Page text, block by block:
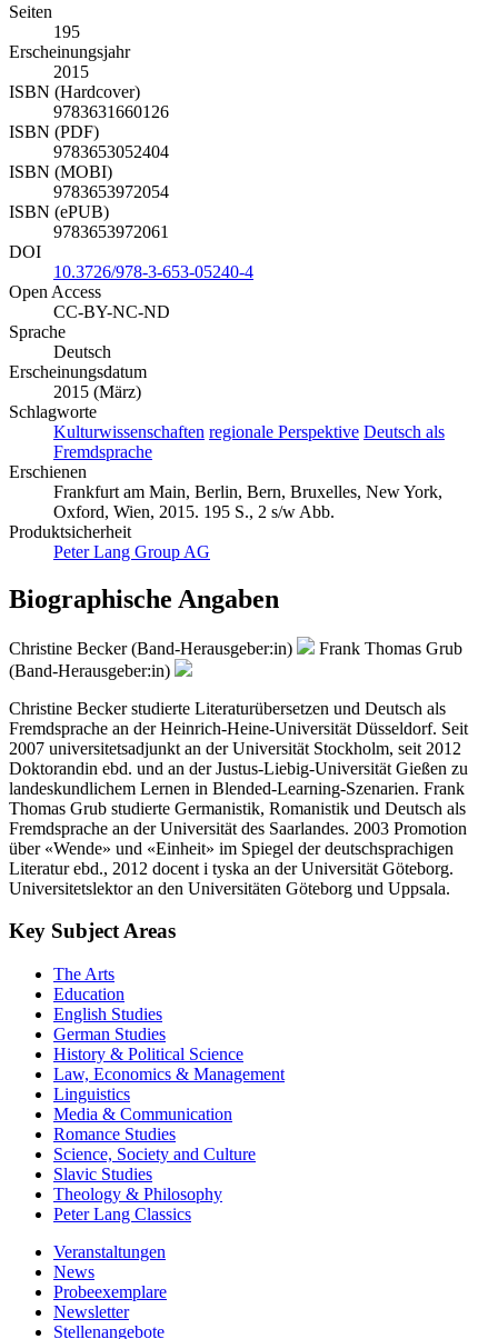
Seiten
195
Erscheinungsjahr
2015
ISBN (Hardcover)
9783631660126
ISBN (PDF)
9783653052404
ISBN (MOBI)
9783653972054
ISBN (ePUB)
9783653972061
DOI
10.3726/978-3-653-05240-4
Open Access
CC-BY-NC-ND
Sprache
Deutsch
Erscheinungsdatum
2015 (März)
Schlagworte
Kulturwissenschaften regionale Perspektive Deutsch als
Fremdsprache
Erschienen
Frankfurt am Main, Berlin, Bern, Bruxelles, New York,
Oxford, Wien, 2015. 195 S., 2 s/w Abb.
Produktsicherheit
Peter Lang Group AG
Biographische Angaben
Christine Becker (Band-Herausgeber:in)
Frank Thomas Grub
(Band-Herausgeber:in)
Christine Becker studierte Literaturübersetzen und Deutsch als
Fremdsprache an der Heinrich-Heine-Universität Düsseldorf. Seit
2007 universitetsadjunkt an der Universität Stockholm, seit 2012
Doktorandin ebd. und an der Justus-Liebig-Universität Gießen zu
landeskundlichem Lernen in Blended-Learning-Szenarien. Frank
Thomas Grub studierte Germanistik, Romanistik und Deutsch als
Fremdsprache an der Universität des Saarlandes. 2003 Promotion
über «Wende» und «Einheit» im Spiegel der deutschsprachigen
Literatur ebd., 2012 docent i tyska an der Universität Göteborg.
Universitetslektor an den Universitäten Göteborg und Uppsala.
Key Subject Areas
The Arts
Education
English Studies
German Studies
History & Political Science
Law, Economics & Management
Linguistics
Media & Communication
Romance Studies
Science, Society and Culture
Slavic Studies
Theology & Philosophy
Peter Lang Classics
Veranstaltungen
News
Probeexemplare
Newsletter
Stellenangebote